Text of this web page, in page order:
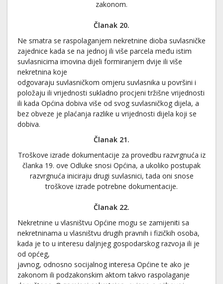
zakonom.
Članak 20.
Ne smatra se raspolaganjem nekretnine dioba suvlasničke
zajednice kada se na jednoj ili više parcela među istim
suvlasnicima imovina dijeli formiranjem dvije ili više
nekretnina koje
odgovaraju suvlasničkom omjeru suvlasnika u površini i
položaju ili vrijednosti sukladno procjeni tržišne vrijednosti
ili kada Općina dobiva više od svog suvlasničkog dijela, a
bez obveze je plaćanja razlike u vrijednosti dijela koji se
dobiva.
Članak 21.
Troškove izrade dokumentacije za provedbu razvrgnuća iz
članka 19. ove Odluke snosi Općina, a ukoliko postupak
razvrgnuća iniciraju drugi suvlasnici, tada oni snose
troškove izrade potrebne dokumentacije.
Članak 22.
Nekretnine u vlasništvu Općine mogu se zamijeniti sa
nekretninama u vlasništvu drugih pravnih i fizičkih osoba,
kada je to u interesu daljnjeg gospodarskog razvoja ili je
od općeg,
javnog, odnosno socijalnog interesa Općine te ako je
zakonom ili podzakonskim aktom takvo raspolaganje